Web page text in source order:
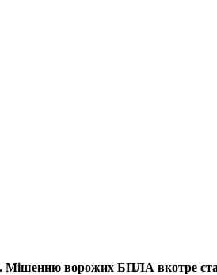
Мішенню ворожих БПЛА вкотре